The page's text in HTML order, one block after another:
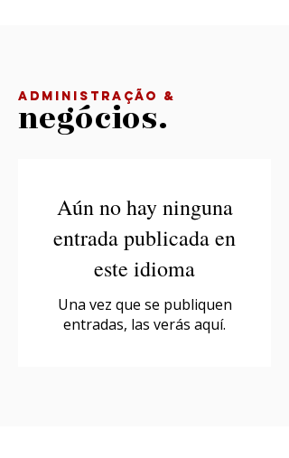
ADMINISTRAÇÃO &
negócios.
Aún no hay ninguna
entrada publicada en
este idioma
Una vez que se publiquen
entradas, las verás aquí.